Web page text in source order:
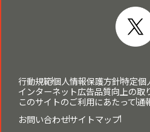
行動規範個人情報保護方針特定個
インターネット広告品質向上の取
このサイトのご利用にあたって通
お問い合わせサイトマップ